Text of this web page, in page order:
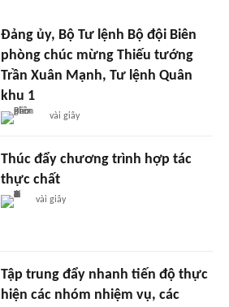
Đảng ủy, Bộ Tư lệnh Bộ đội Biên
phòng chúc mừng Thiếu tướng
Trần Xuân Mạnh, Tư lệnh Quân
khu 1
vài giây
Thúc đẩy chương trình hợp tác
thực chất
vài giây
Tập trung đẩy nhanh tiến độ thực
hiện các nhóm nhiệm vụ, các